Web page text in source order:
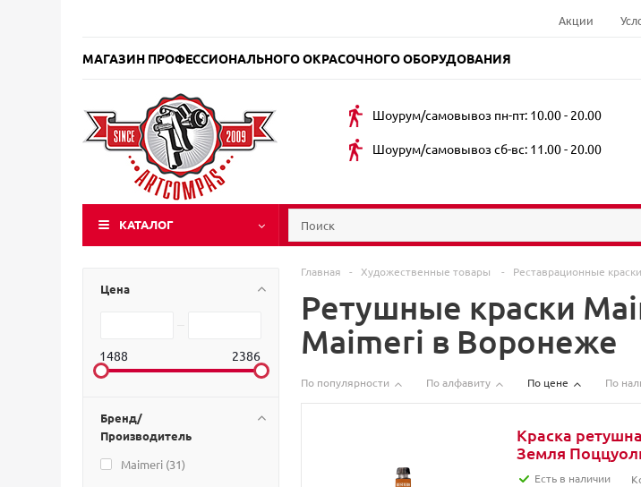
Акции
МАГАЗИН ПРОФЕССИОНАЛЬНОГО ОКРАСОЧНОГО ОБОРУДОВАНИЯ
Шоурум/самовывоз пн-пт: 10.00 - 20.00
Шоурум/самовывоз сб-вс: 11.00 - 20.00
КАТАЛОГ
Цена
1488 2386
Бренд/
Производитель
Maimeri (31)
Главная - Художественные товары - Реставрационные краски
Ретушные краски
Maimeri в Воронеже
По популярности По алфавиту По цене По
Краска
Земля
Есть в наличии